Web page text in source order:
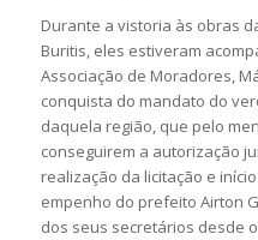
Durante a vistoria às obras
Buritis, eles estiveram
Associação de Moradores,
conquista do mandato do
daquela região, que pelo
conseguirem a autorização
realização da licitação e
empenho do prefeito Airton
dos seus secretários desde